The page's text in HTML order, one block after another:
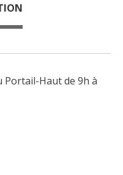
Portail-Haut de 9h à